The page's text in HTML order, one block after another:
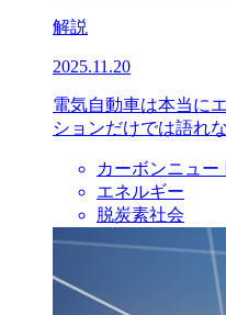
解説
2025.11.20
電気自動車は本当に
ションだけでは語れ
カーボンニュー
エネルギー
脱炭素社会